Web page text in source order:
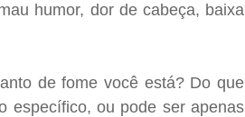
humor, dor de cabeça, baixa
de fome você está? Do que
específico, ou pode ser apenas